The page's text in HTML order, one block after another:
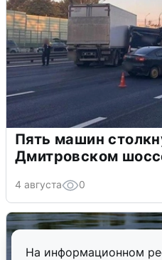
На информационном
Пять машин
Дмитровском
4 августа 0